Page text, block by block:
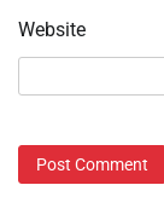
Website